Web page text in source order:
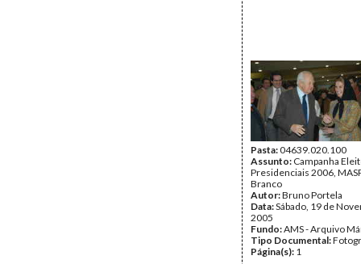
Pasta:04639.020.100
Assunto: Campanha
Presidenciais 2006,
Branco
Autor:Bruno Portela
Data:Sábado, 19 de
2005
Fundo:AMS - Arquivo
Tipo Documental:
Página(s): 1